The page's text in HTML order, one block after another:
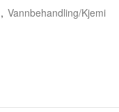
, Vannbehandling/Kjemi